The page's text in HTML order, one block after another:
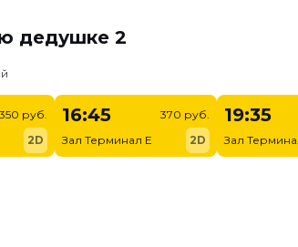
дедушке 2
350 руб.
2D
16:45
Зал Терминал E
370 руб.
2D
19:35
Зал